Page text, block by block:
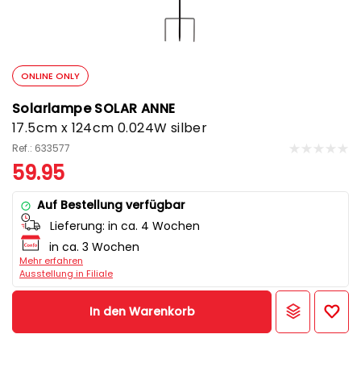
ONLINE ONLY
Solarlampe SOLAR ANNE
17.5cm x 124cm 0.024W silber
Ref.: 633577
59.95
Auf Bestellung verfügbar
Lieferung: in ca. 4 Wochen
in ca. 3 Wochen
Mehr erfahren
Ausstellung in Filiale
In den Warenkorb